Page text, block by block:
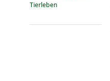
Tierleben